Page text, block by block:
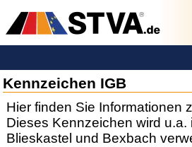
Kennzeichen IGB
Hier finden Sie Informationen
Dieses Kennzeichen wird
Blieskastel und Bexbach